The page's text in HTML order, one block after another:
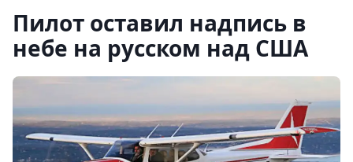
Пилот оставил надпись в
небе на русском над США